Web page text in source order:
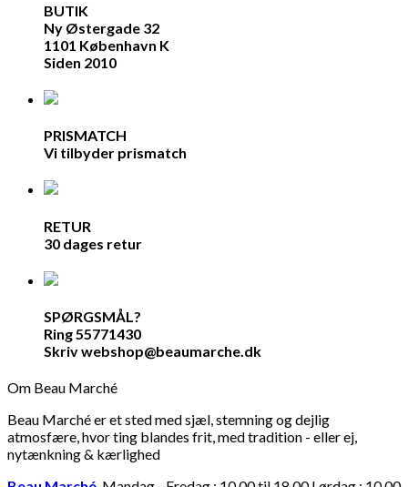
BUTIK
Ny Østergade 32
1101 København K
Siden 2010
PRISMATCH
Vi tilbyder prismatch
RETUR
30 dages retur
SPØRGSMÅL?
Ring 55771430
Skriv webshop@beaumarche.dk
Om Beau Marché
Beau Marché er et sted med sjæl, stemning og dejlig
atmosfære, hvor ting blandes frit, med tradition - eller ej,
nytænkning & kærlighed